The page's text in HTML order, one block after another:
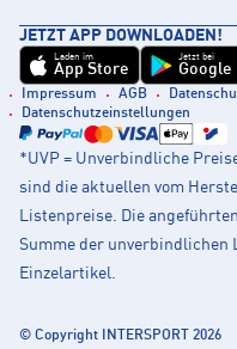
JETZT APP DOWNLOADEN!
Laden im
App Store
Jetzt bei
Google
Impressum AGB
Datenschutzeinstellungen
*UVP = Unverbindliche
sind die aktuellen vom
Listenpreise. Die
Summe der unverbindlichen
Einzelartikel.
© Copyright INTERSPORT 2026